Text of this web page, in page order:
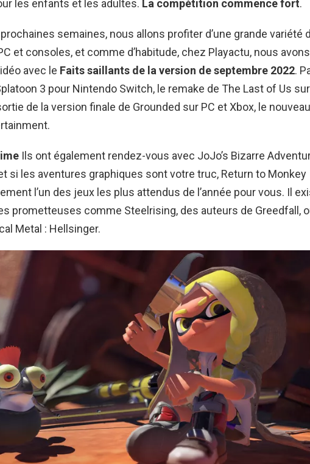
les enfants et les adultes. La compétition commence fort.
semaines, nous allons profiter d’une grande variété
et consoles, et comme d’habitude, chez Playactu, nous avons
avec le Faits saillants de la version de septembre 2022.
3 pour Nintendo Switch, le remake de The Last of Us
de la version finale de Grounded sur PC et Xbox, le nouveau
Ils ont également rendez-vous avec JoJo’s Bizarre
si les aventures graphiques sont votre truc, Return to Monkey
l’un des jeux les plus attendus de l’année pour vous. Il
prometteuses comme Steelrising, des auteurs de Greedfall,
Metal : Hellsinger.